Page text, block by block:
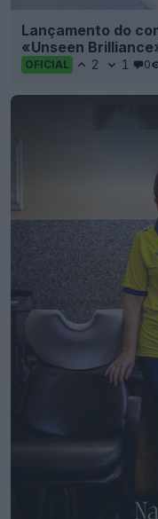
Lançamento do
«Unseen
OFICIAL 2 1 0